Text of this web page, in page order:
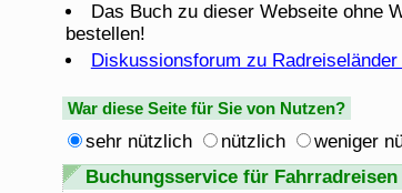
Das Buch zu dieser Webseite ohne
bestellen!
Diskussionsforum zu
War diese Seite für Sie von Nutzen?
sehr nützlich nützlich
weniger
Buchungsservice für Fahrradreisen